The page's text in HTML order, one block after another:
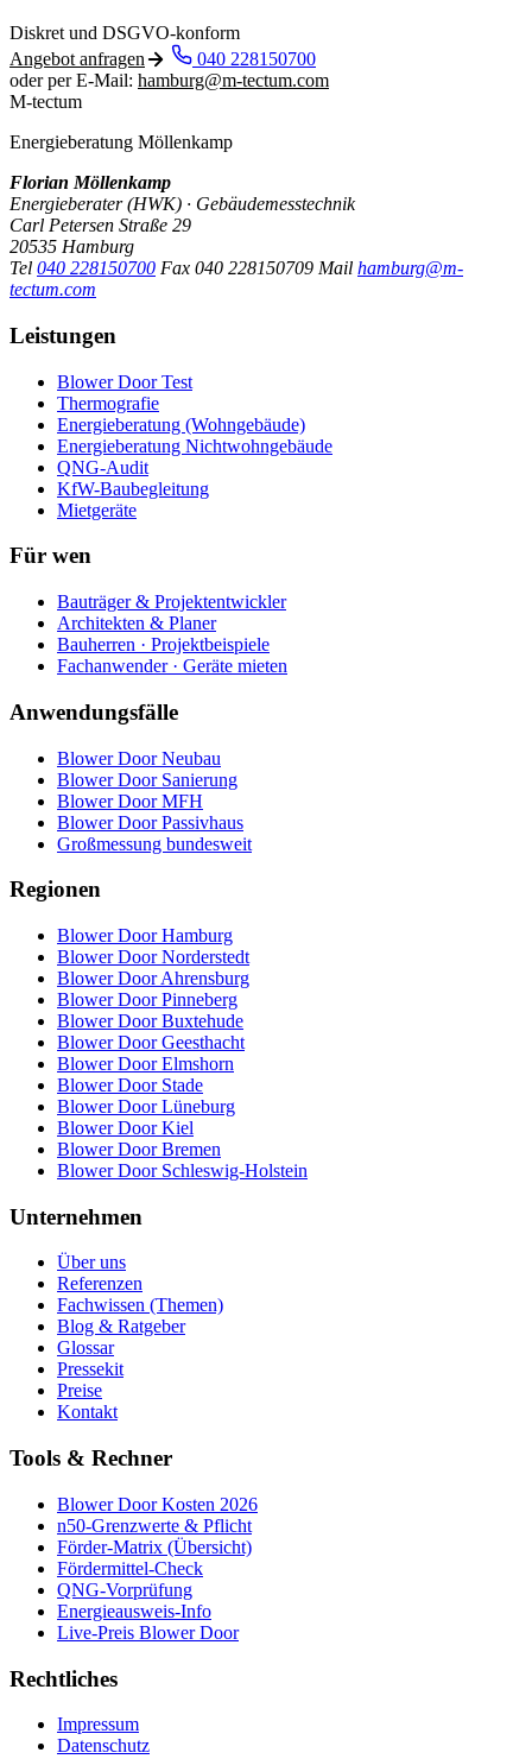
Diskret und DSGVO-konform
Angebot anfragen
040 228150700
oder per E-Mail: hamburg@m-tectum.com
M-tectum
Energieberatung Möllenkamp
Florian Möllenkamp
Energieberater (HWK) · Gebäudemesstechnik
Carl Petersen Straße 29
20535 Hamburg
Tel 040 228150700 Fax 040 228150709 Mail hamburg@m-
tectum.com
Leistungen
Blower Door Test
Thermografie
Energieberatung (Wohngebäude)
Energieberatung Nichtwohngebäude
QNG-Audit
KfW-Baubegleitung
Mietgeräte
Für wen
Bauträger & Projektentwickler
Architekten & Planer
Bauherren · Projektbeispiele
Fachanwender · Geräte mieten
Anwendungsfälle
Blower Door Neubau
Blower Door Sanierung
Blower Door MFH
Blower Door Passivhaus
Großmessung bundesweit
Regionen
Blower Door Hamburg
Blower Door Norderstedt
Blower Door Ahrensburg
Blower Door Pinneberg
Blower Door Buxtehude
Blower Door Geesthacht
Blower Door Elmshorn
Blower Door Stade
Blower Door Lüneburg
Blower Door Kiel
Blower Door Bremen
Blower Door Schleswig-Holstein
Unternehmen
Über uns
Referenzen
Fachwissen (Themen)
Blog & Ratgeber
Glossar
Pressekit
Preise
Kontakt
Tools & Rechner
Blower Door Kosten 2026
n50-Grenzwerte & Pflicht
Förder-Matrix (Übersicht)
Fördermittel-Check
QNG-Vorprüfung
Energieausweis-Info
Live-Preis Blower Door
Rechtliches
Impressum
Datenschutz